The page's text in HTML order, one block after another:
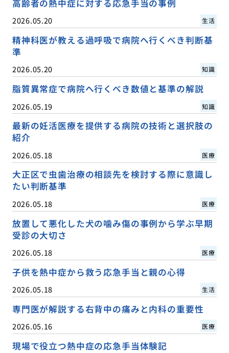
高齢者の熱中症に対する応急手当の事例
2026.05.20 生活
精神科医が教える過呼吸で病院へ行くべき判断基
準
2026.05.20 知識
脂質異常症で病院へ行くべき数値と基準の解説
2026.05.19 知識
最新の妊活医療を提供する病院の技術と選択肢の
紹介
2026.05.18 医療
大正区で虫歯治療の相談先を検討する際に意識し
たい判断基準
2026.05.18 医療
放置して悪化した犬の噛み傷の事例から学ぶ早期
受診の大切さ
2026.05.18 医療
子供を熱中症から救う応急手当と親の心得
2026.05.18 生活
専門医が解説する右背中の痛みと内科の重要性
2026.05.16 医療
現場で役立つ熱中症の応急手当体験記